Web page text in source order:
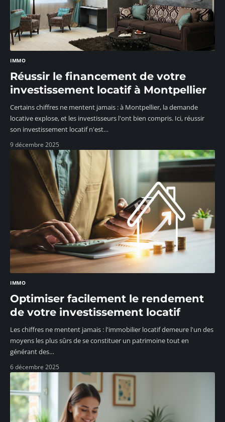
IMMO
Réussir le financement de votre
investissement locatif à Montpellier
Certains chiffres ne mentent jamais : à Montpellier, la demande
locative explose, et les investisseurs l'ont bien compris. Ici, réussir
son investissement locatif n'est…
9 décembre 2025
IMMO
Optimiser facilement le rendement
de votre investissement locatif
Les chiffres ne mentent jamais : l'immobilier locatif demeure l'un des
moyens les plus sûrs de se constituer un patrimoine tout en
générant des…
6 décembre 2025